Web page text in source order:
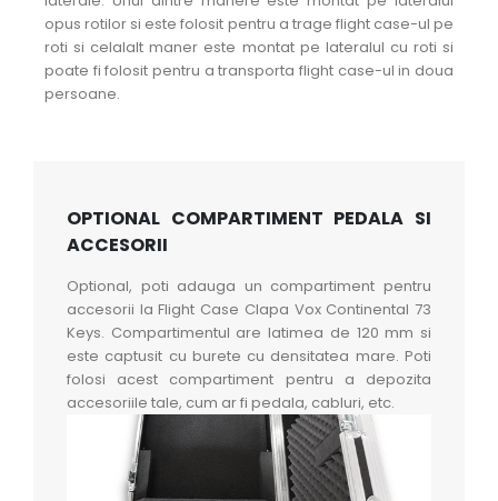
opus rotilor si este folosit pentru a trage flight case-ul pe
roti si celalalt maner este montat pe lateralul cu roti si
poate fi folosit pentru a transporta flight case-ul in doua
persoane.
OPTIONAL COMPARTIMENT PEDALA SI
ACCESORII
Optional, poti adauga un compartiment pentru
accesorii la Flight Case Clapa Vox Continental 73
Keys. Compartimentul are latimea de 120 mm si
este captusit cu burete cu densitatea mare. Poti
folosi acest compartiment pentru a depozita
accesoriile tale, cum ar fi pedala, cabluri, etc.